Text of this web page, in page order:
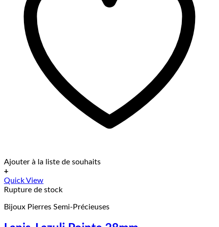
Ajouter à la liste de souhaits
+
Ce
produit
plusieurs
Quick View
Rupture de stock
Bijoux Pierres Semi-Précieuses